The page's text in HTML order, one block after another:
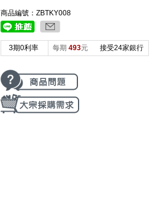
商品編號：ZBTKY008
3期0利率 每期 493元 接受24家銀行